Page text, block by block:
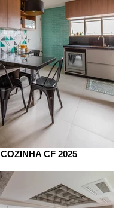
COZINHA CF 2025